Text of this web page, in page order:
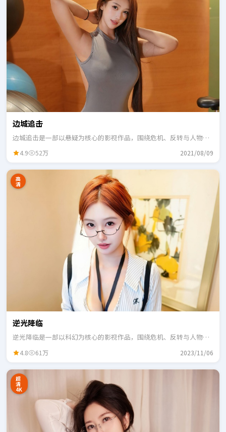
边城追击
边城追击是一部以悬疑为核心的影视作品，围绕危机、反转与人物成
4.9 52万 2021/08/09
高
清
逆光降临
逆光降临是一部以科幻为核心的影视作品，围绕危机、反转与人物成
4.8 61万 2023/11/06
超
清
4K